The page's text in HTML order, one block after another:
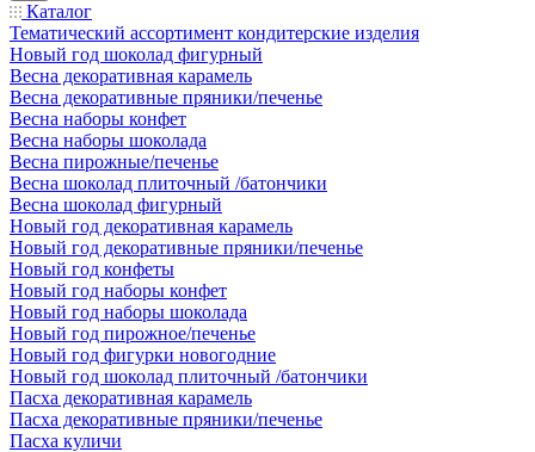
Каталог
Тематический ассортимент кондитерские изделия
Новый год шоколад фигурный
Весна декоративная карамель
Весна декоративные пряники/печенье
Весна наборы конфет
Весна наборы шоколада
Весна пирожные/печенье
Весна шоколад плиточный /батончики
Весна шоколад фигурный
Новый год декоративная карамель
Новый год декоративные пряники/печенье
Новый год конфеты
Новый год наборы конфет
Новый год наборы шоколада
Новый год пирожное/печенье
Новый год фигурки новогодние
Новый год шоколад плиточный /батончики
Пасха декоративная карамель
Пасха декоративные пряники/печенье
Пасха куличи